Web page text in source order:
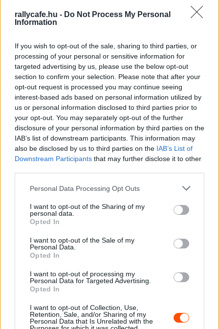
rallycafe.hu - Do Not Process My Personal
Information
If you wish to opt-out of the sale, sharing to third parties, or
processing of your personal or sensitive information for
targeted advertising by us, please use the below opt-out
section to confirm your selection. Please note that after your
opt-out request is processed you may continue seeing
interest-based ads based on personal information utilized by
us or personal information disclosed to third parties prior to
your opt-out. You may separately opt-out of the further
disclosure of your personal information by third parties on the
IAB’s list of downstream participants. This information may
also be disclosed by us to third parties on the IAB’s List of
Downstream Participants that may further disclose it to other
Please note that this website/app uses one or more Google
not limited to your visit or usage behaviour. You may click to
grant or deny consent to Google and its third-party tags to
use your data for below specified purposes in below Google
consent section.
Personal Data Processing Opt Outs
I want to opt-out of the Sharing of my
personal data.
Opted In
I want to opt-out of the Sale of my
Personal Data.
Opted In
I want to opt-out of processing my
Personal Data for Targeted Advertising.
Opted In
I want to opt-out of Collection, Use,
Retention, Sale, and/or Sharing of my
Personal Data that Is Unrelated with the
1 #11 Bútor Róbert / Tagai Róbert Citroen C3 WRC
51:34.7
3 #16 László Martin / Berendi Dávid Skoda Fabia Rally2
evo +1:21.0
4 #2 Vincze Ferenc / Percze Nándor Skoda Fabia Rally2
evo +1:23.6